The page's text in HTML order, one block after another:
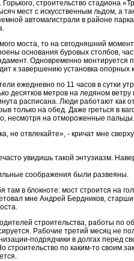
строительство стадиона
мест с искусственным льдом, а
автомагистрали в районе парка
моста, то на сегодняшний
основания буровых столбов,
Одновременно монтируется
к завершению установка опорных
ежедневно по 11 часов в сутки
десятков метров на ледяном
расписана. Люди работают как
только на обед. Даже греться в
несмотря на отмороженные пальцы.
не отвлекайте», - кричат мне
увидишь такой энтузиазм.
соображения были развеяны.
там в блокноте: мост строится на
мне Андрей Бердников,
строительства, работы по
Рабочие третий месяц не
подрядчики в долгах перед
строительство по каким-то своим